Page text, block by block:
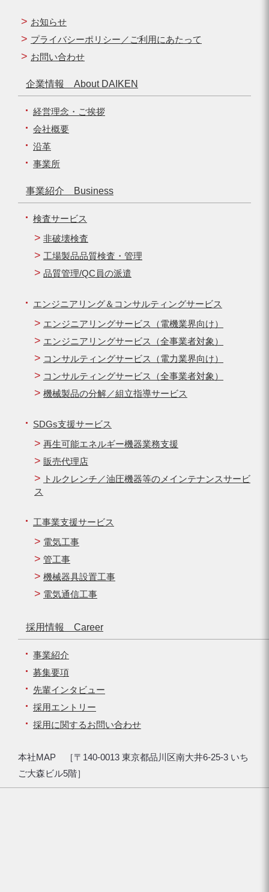
お知らせ
プライバシーポリシー／ご利用にあたって
お問い合わせ
企業情報 About DAIKEN
経営理念・ご挨拶
会社概要
沿革
事業所
事業紹介 Business
検査サービス
非破壊検査
工場製品品質検査・管理
品質管理/QC員の派遣
エンジニアリング＆コンサルティングサービス
エンジニアリングサービス（電機業界向け）
エンジニアリングサービス（全事業者対象）
コンサルティングサービス（電力業界向け）
コンサルティングサービス（全事業者対象）
機械製品の分解／組立指導サービス
SDGs支援サービス
再生可能エネルギー機器業務支援
販売代理店
トルクレンチ／油圧機器等のメインテナンスサービ
ス
工事業支援サービス
電気工事
管工事
機械器具設置工事
電気通信工事
採用情報 Career
事業紹介
募集要項
先輩インタビュー
採用エントリー
採用に関するお問い合わせ
本社MAP ［〒140-0013 東京都品川区南大井6-25-3 いち
ご大森ビル5階］